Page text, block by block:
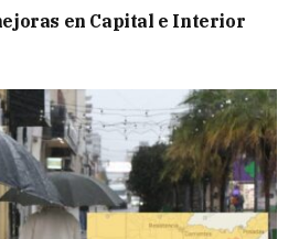
en Capital e Interior